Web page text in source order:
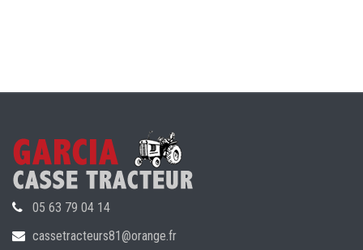
05 63 79 04 14
cassetracteurs81@orange.fr